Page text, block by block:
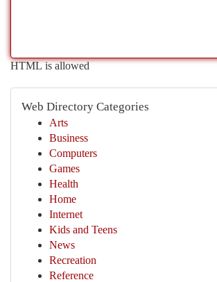
HTML is allowed
Web Directory Categories
Arts
Business
Computers
Games
Health
Home
Internet
Kids and Teens
News
Recreation
Reference